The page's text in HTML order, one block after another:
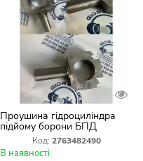
Проушина гідроциліндра
підйому борони БПД
"Фрегат"Код: 2763482490
В наявності